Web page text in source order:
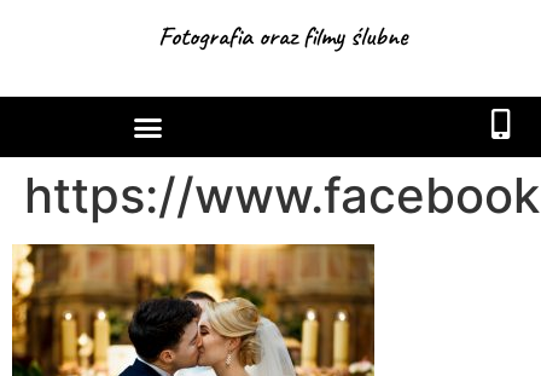
Fotografia oraz filmy ślubne
https://